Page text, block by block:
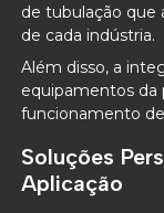
de tubulação que
de cada indústria.
Além disso, a
equipamentos da
funcionamento
Soluções
Aplicação